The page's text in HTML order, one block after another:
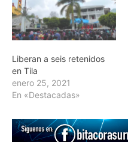
Liberan a seis retenidos
en Tila
enero 25, 2021
En «Destacadas»